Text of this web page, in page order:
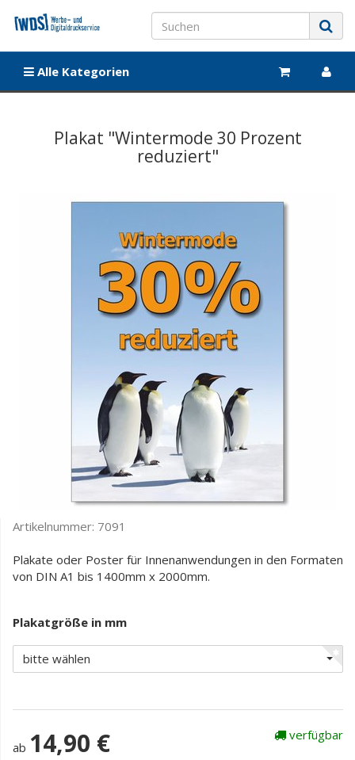
Alle Kategorien
Plakat "Wintermode 30 Prozent
reduziert"
Artikelnummer: 7091
Plakate oder Poster für Innenanwendungen in den Formaten
von DIN A1 bis 1400mm x 2000mm.
Plakatgröße in mm
bitte wählen
ab 14,90 € verfügbar